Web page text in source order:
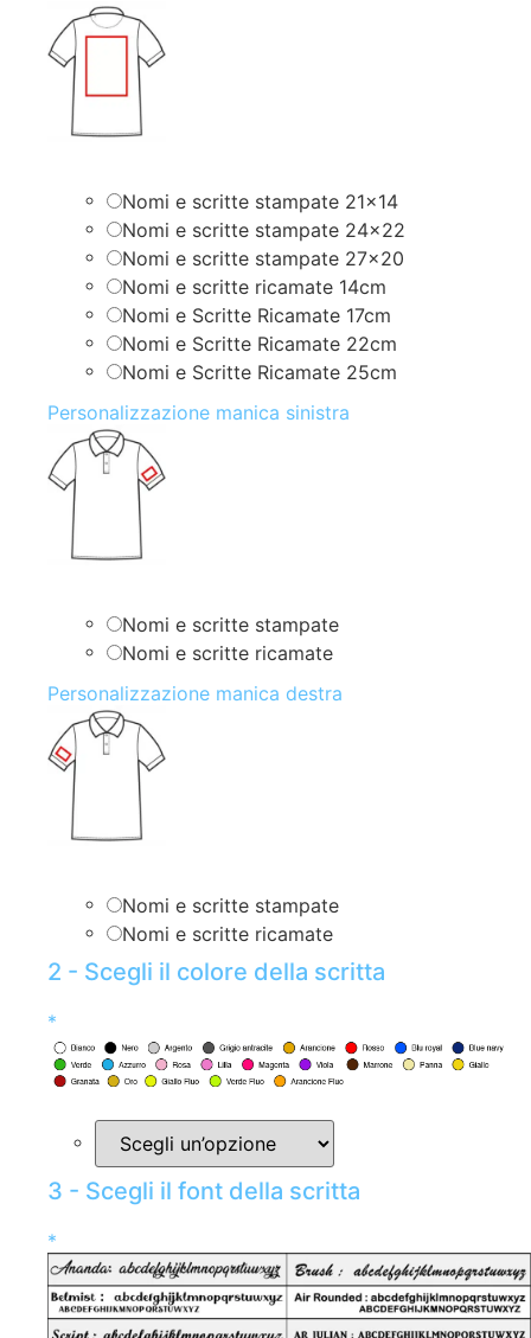
Nomi e scritte stampate 21×14
Nomi e scritte stampate 24×22
Nomi e scritte stampate 27×20
Nomi e scritte ricamate 14cm
Nomi e Scritte Ricamate 17cm
Nomi e Scritte Ricamate 22cm
Nomi e Scritte Ricamate 25cm
Personalizzazione manica sinistra
Nomi e scritte stampate
Nomi e scritte ricamate
Personalizzazione manica destra
Nomi e scritte stampate
Nomi e scritte ricamate
2 - Scegli il colore della scritta
*
3 - Scegli il font della scritta
*